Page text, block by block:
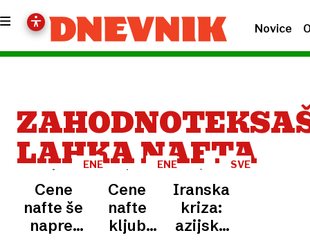
Novice
LAHKA NAFTA
ENERGENTI
Cene
nafte še
naprej
ENERGENTI
Cene
nafte
kljub
SVETOVNI
Iranska
kriza:
azijske